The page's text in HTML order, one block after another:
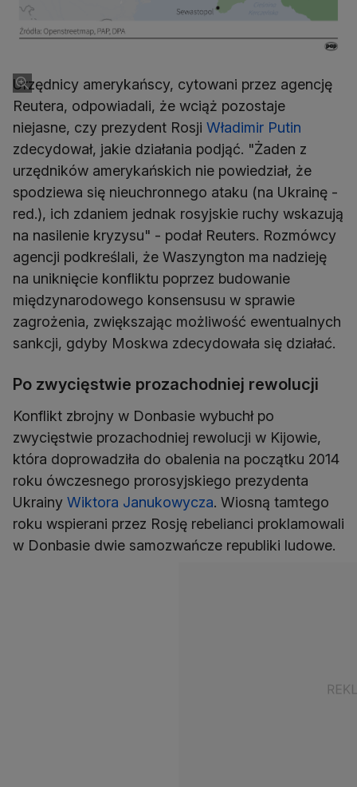
Urzędnicy amerykańscy, cytowani przez agencję
Reutera, odpowiadali, że wciąż pozostaje
niejasne, czy prezydent Rosji Władimir Putin
zdecydował, jakie działania podjąć. "Żaden z
urzędników amerykańskich nie powiedział, że
spodziewa się nieuchronnego ataku (na Ukrainę -
red.), ich zdaniem jednak rosyjskie ruchy wskazują
na nasilenie kryzysu" - podał Reuters. Rozmówcy
agencji podkreślali, że Waszyngton ma nadzieję
na uniknięcie konfliktu poprzez budowanie
międzynarodowego konsensusu w sprawie
zagrożenia, zwiększając możliwość ewentualnych
sankcji, gdyby Moskwa zdecydowała się działać.
Po zwycięstwie prozachodniej rewolucji
Konflikt zbrojny w Donbasie wybuchł po
zwycięstwie prozachodniej rewolucji w Kijowie,
która doprowadziła do obalenia na początku 2014
roku ówczesnego prorosyjskiego prezydenta
Ukrainy Wiktora Janukowycza. Wiosną tamtego
roku wspierani przez Rosję rebelianci proklamowali
w Donbasie dwie samozwańcze republiki ludowe.